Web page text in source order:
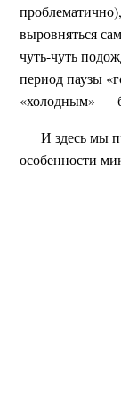
выровняться
чуть-чуть
период паузы
«холодным» —
И здесь мы
особенности